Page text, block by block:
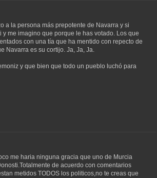
a la persona más prepotente de Navarra y si
me imagino que porque le has votado. Los que
con una tía que ha mentido con repecto de
Navarra es su cortijo. Ja, Ja, Ja.
y que bien que todo un pueblo luchó para
me haria ninguna gracia que uno de Murcia
de acuerdo con comentarios
metidos TODOS los politicos,no te creas que